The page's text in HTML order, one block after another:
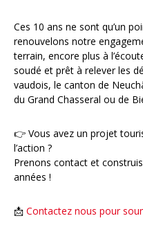
Ces 10 ans ne sont qu’un
renouvelons notre
terrain, encore plus à
soudé et prêt à relever les
vaudois, le canton de
du Grand Chasseral ou de
👉 Vous avez un projet
l’action ?
Prenons contact et
années !
📩 Contactez nous pour